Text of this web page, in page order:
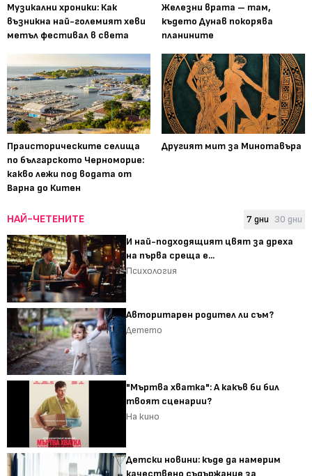
Музикални хроники: Как
възникна най-големият хеви
метъл фестивал в света
Железни врата – там,
където Дунав покорява
планините
Праисторическите селища
по българското Черноморие:
какво лежи под водата от
Варна до Китен
Другият мит за Минотавъра
НАЙ-ЧЕТЕНИТЕ 7 дни 30 дни
И най-подходящият цвят за дреха
на първа среща е...
Психология
Авторитарен родител ли съм?
Детето
"Мъртва хватка": А какъв би бил
твоят сценарии?
На кино
Детски новини: къде да намерим